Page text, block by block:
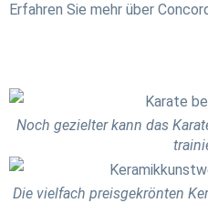
Erfahren Sie mehr über
Noch gezielter kann das
Die vielfach preisgekrönten